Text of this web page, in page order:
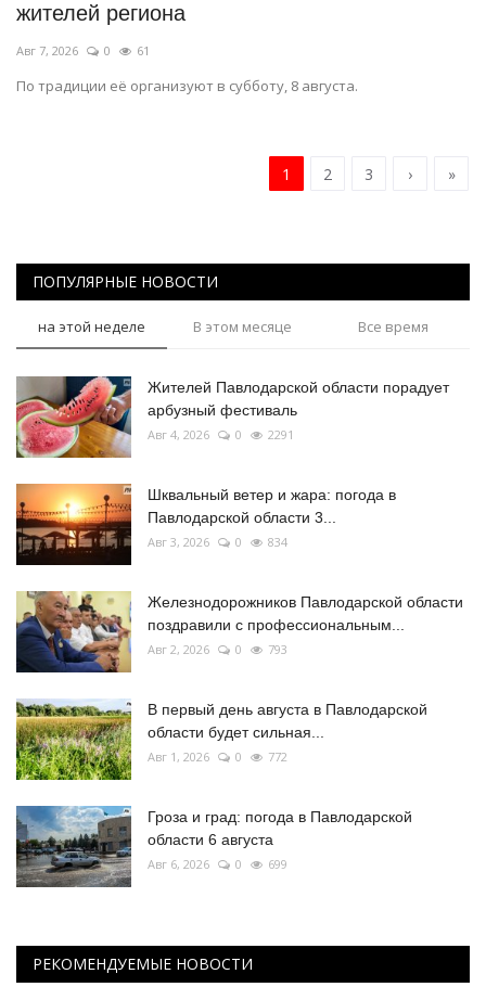
жителей региона
Авг 7, 2026 0 61
По традиции её организуют в субботу, 8 августа.
1 2 3 › »
ПОПУЛЯРНЫЕ НОВОСТИ
на этой неделе В этом месяце Все время
Жителей Павлодарской области порадует
арбузный фестиваль
Авг 4, 2026 0 2291
Шквальный ветер и жара: погода в
Павлодарской области 3...
Авг 3, 2026 0 834
Железнодорожников Павлодарской области
поздравили с профессиональным...
Авг 2, 2026 0 793
В первый день августа в Павлодарской
области будет сильная...
Авг 1, 2026 0 772
Гроза и град: погода в Павлодарской
области 6 августа
Авг 6, 2026 0 699
РЕКОМЕНДУЕМЫЕ НОВОСТИ